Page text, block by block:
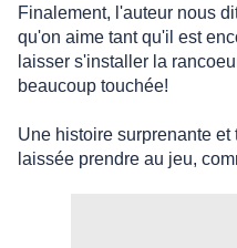
Finalement, l'auteur nous
qu'on aime tant qu'il est
laisser s'installer la
beaucoup touchée!
Une histoire surprenante
laissée prendre au jeu,